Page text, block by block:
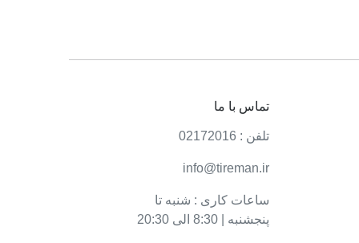
داشته باشید آشنا خواهیم کرد.
تماس با ما
تلفن : 02172016
info@tireman.ir
ساعات کاری : شنبه تا
پنجشنبه | 8:30 الی 20:30